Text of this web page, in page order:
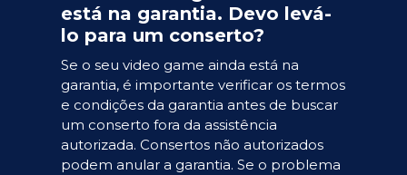
está na garantia. Devo levá-
lo para um conserto?
Se o seu video game ainda está na
garantia, é importante verificar os termos
e condições da garantia antes de buscar
um conserto fora da assistência
autorizada. Consertos não autorizados
podem anular a garantia. Se o problema